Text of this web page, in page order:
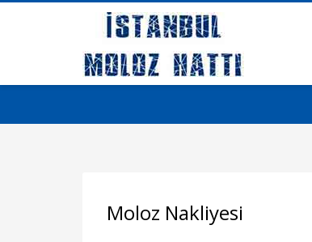
Moloz Nakliyesi